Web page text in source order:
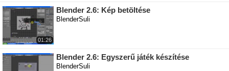
01:26
Blender 2.6: Kép betöltése
BlenderSuli
Blender 2.6: Egyszerű játék készítése
BlenderSuli